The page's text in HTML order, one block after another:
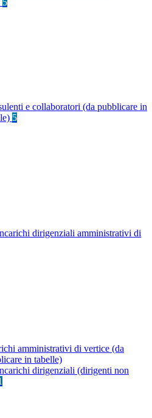
5
e collaboratori (da pubblicare in
5
dirigenziali amministrativi di
amministrativi di vertice (da
in tabelle)
dirigenziali (dirigenti non